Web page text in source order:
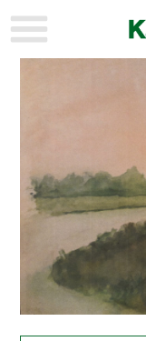
KULTTUURI
HISTORIA
YLEINEN
MAINOSTAJILLE